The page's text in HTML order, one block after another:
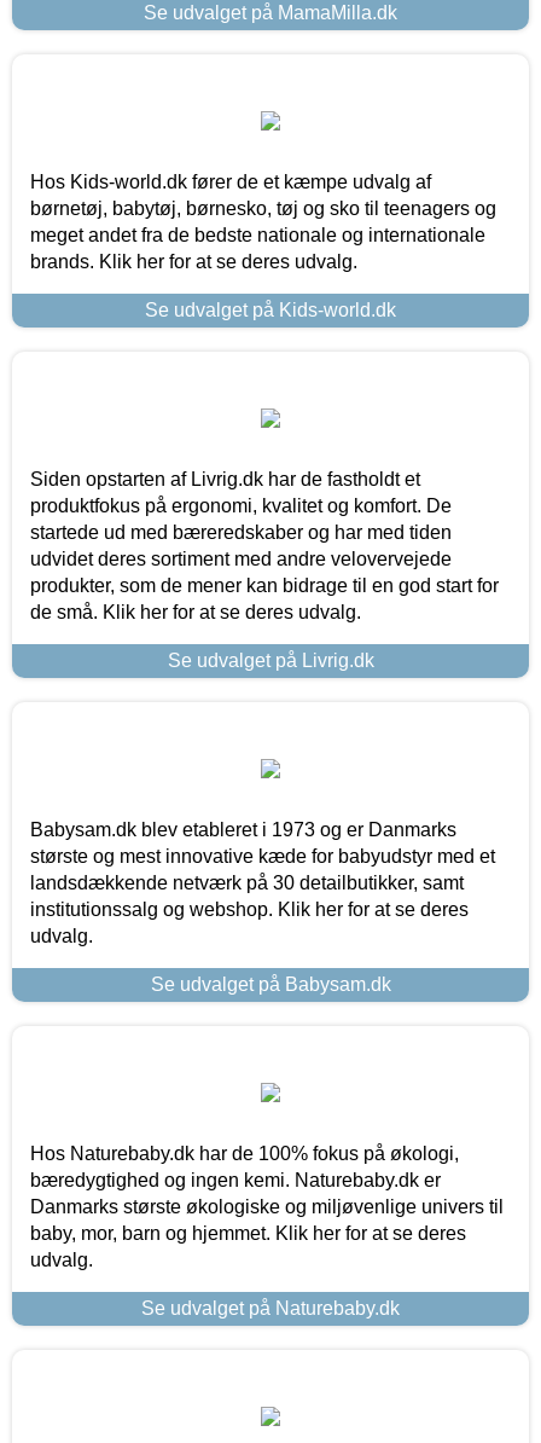
Se udvalget på MamaMilla.dk
Hos Kids-world.dk fører de et kæmpe udvalg af
børnetøj, babytøj, børnesko, tøj og sko til teenagers og
meget andet fra de bedste nationale og internationale
brands. Klik her for at se deres udvalg.
Se udvalget på Kids-world.dk
Siden opstarten af Livrig.dk har de fastholdt et
produktfokus på ergonomi, kvalitet og komfort. De
startede ud med bæreredskaber og har med tiden
udvidet deres sortiment med andre velovervejede
produkter, som de mener kan bidrage til en god start for
de små. Klik her for at se deres udvalg.
Se udvalget på Livrig.dk
Babysam.dk blev etableret i 1973 og er Danmarks
største og mest innovative kæde for babyudstyr med et
landsdækkende netværk på 30 detailbutikker, samt
institutionssalg og webshop. Klik her for at se deres
udvalg.
Se udvalget på Babysam.dk
Hos Naturebaby.dk har de 100% fokus på økologi,
bæredygtighed og ingen kemi. Naturebaby.dk er
Danmarks største økologiske og miljøvenlige univers til
baby, mor, barn og hjemmet. Klik her for at se deres
udvalg.
Se udvalget på Naturebaby.dk